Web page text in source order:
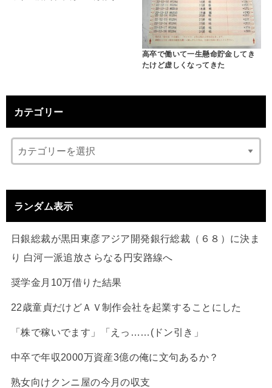
高卒で働いて一生懸命貯金してき
たけど虚しくなってきた
カテゴリー
ランダム表示
日銀総裁が黒田東彦アジア開発銀行総裁（６８）に決ま
り 白河一派追放さらなる円安路線へ
奨学金月10万借りた結果
22歳童貞だけどＡＶ制作会社を起業することにした
「株で稼いでます」「えっ……(ドン引き」
中卒で年収2000万資産3億の俺に文句あるか？
熟女向けクンニ屋の今月の収支